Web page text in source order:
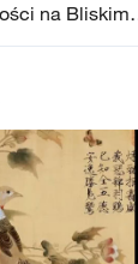
na Bliskim